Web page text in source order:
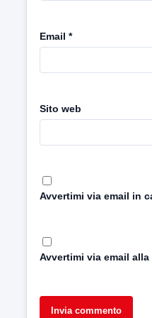
Email *
Sito web
Avvertimi via email in
Avvertimi via email